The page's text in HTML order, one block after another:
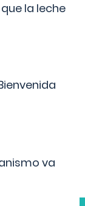
la leche
va